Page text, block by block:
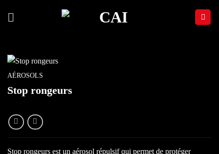
AÉROSOLS
Stop rongeurs
Stop rongeurs est un aérosol répulsif qui permet de protéger